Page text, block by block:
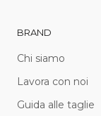
BRAND
Chi siamo
Lavora con noi
Guida alle taglie